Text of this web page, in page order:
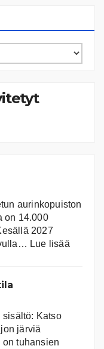
aurinkopuiston
on 14.000
2027
Lue lisää:
sisältö: Katso
jär­viä
on tuhansien